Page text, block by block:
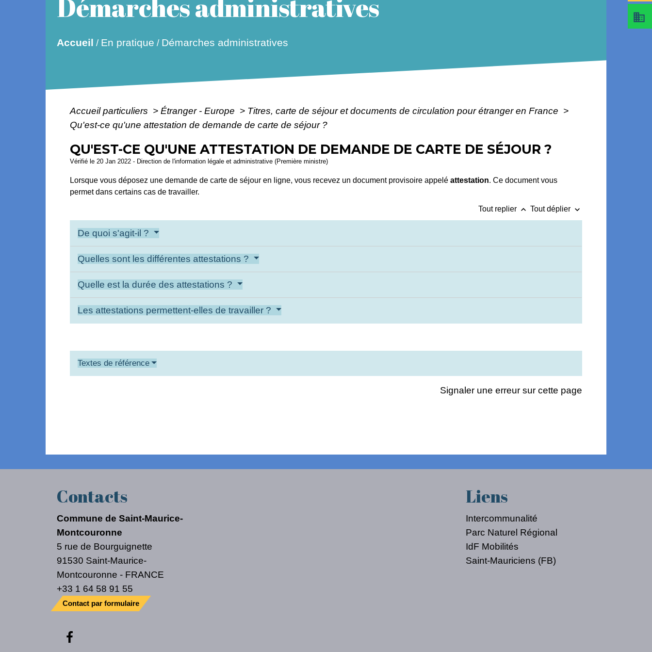
Démarches administratives
Accueil / En pratique / Démarches administratives
Accueil particuliers > Étranger - Europe > Titres, carte de séjour et documents de circulation pour étranger en France >
Qu'est-ce qu'une attestation de demande de carte de séjour ?
QU'EST-CE QU'UNE ATTESTATION DE DEMANDE DE CARTE DE SÉJOUR ?
Vérifié le 20 Jan 2022 - Direction de l'information légale et administrative (Première ministre)
Lorsque vous déposez une demande de carte de séjour en ligne, vous recevez un document provisoire appeléattestation. Ce document vous
permet dans certains cas de travailler.
Tout replier keyboard_arrow_up Tout déplier keyboard_arrow_down
De quoi s'agit-il ?
Quelles sont les différentes attestations ?
Quelle est la durée des attestations ?
Les attestations permettent-elles de travailler ?
Textes de référence
Signaler une erreur sur cette page
business
Contacts
Commune de Saint-Maurice-
Montcouronne
5 rue de Bourguignette
91530 Saint-Maurice-
Montcouronne - FRANCE
+33 1 64 58 91 55
Contact par formulaire
Liens
Intercommunalité
Parc Naturel Régional
IdF Mobilités
Saint-Mauriciens (FB)